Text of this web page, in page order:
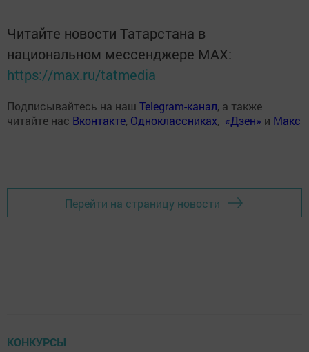
Читайте новости Татарстана в
национальном мессенджере MАХ:
https://max.ru/tatmedia
Подписывайтесь на наш Telegram-канал, а также
читайте нас Вконтакте, Одноклассниках, «Дзен» и Макс
Перейти на страницу новости
КОНКУРСЫ